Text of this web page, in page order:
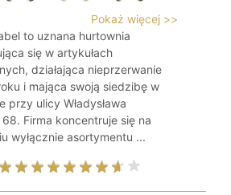
Pokaż więcej >>
to uznana hurtownia
się w artykułach
działająca nieprzerwanie
i mająca swoją siedzibę w
przy ulicy Władysława
Firma koncentruje się na
wyłącznie asortymentu ...